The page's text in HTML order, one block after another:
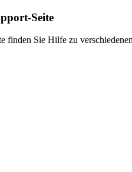
Seite
finden Sie Hilfe zu